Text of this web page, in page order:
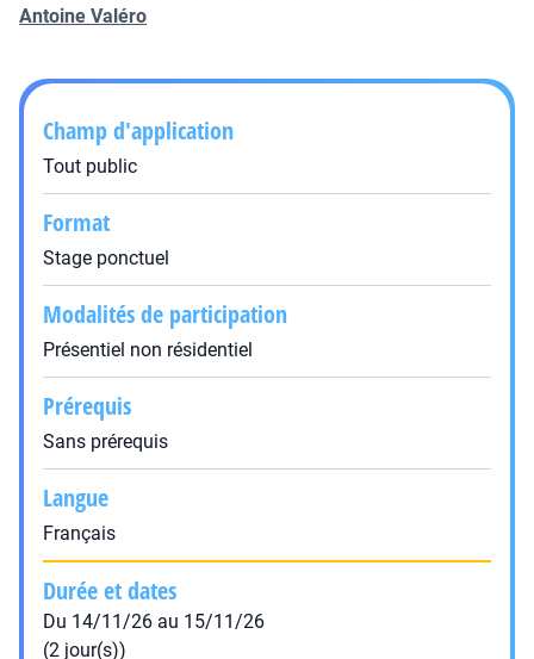
Antoine Valéro
Champ d'application
Tout public
Format
Stage ponctuel
Modalités de participation
Présentiel non résidentiel
Prérequis
Sans prérequis
Langue
Français
Durée et dates
Du 14/11/26 au 15/11/26
(2 jour(s))